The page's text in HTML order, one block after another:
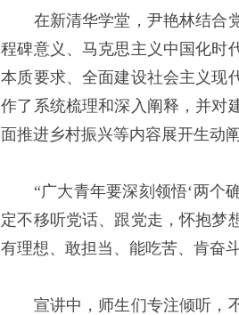
在新清华学堂，尹艳林结合党
程碑意义、马克思主义中国化时
本质要求、全面建设社会主义现
作了系统梳理和深入阐释，并对
面推进乡村振兴等内容展开生动
“广大青年要深刻领悟‘两个确
定不移听党话、跟党走，怀抱梦
有理想、敢担当、能吃苦、肯奋
宣讲中，师生们专注倾听，不